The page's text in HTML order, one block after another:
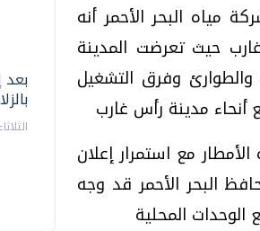
مياه البحر الأحمر أنه
حيث تعرضت المدينة
والطوارئ وفرق التشغيل
أنحاء مدينة رأس غارب
مع استمرار إعلان
البحر الأحمر قد وجه
المحلية
بعد
الثلاثاء، 04 اغسطس 2026
للتنسيق الجامعي .. تساؤلات